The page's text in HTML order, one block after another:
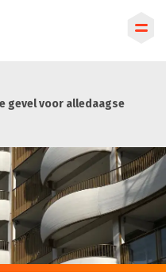
gevel voor alledaagse